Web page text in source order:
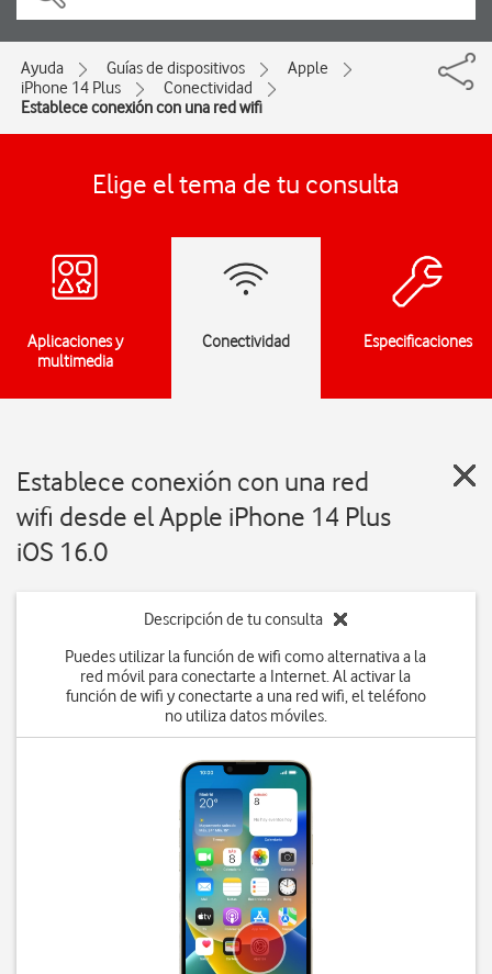
Ayuda Guías de dispositivos
Apple
iPhone 14 Plus
Conectividad
Establece conexión con una red wifi
Elige el tema de tu consulta
Aplicaciones y
multimedia
Conectividad Especificaciones
Establece conexión con una red
wifi desde el Apple iPhone 14 Plus
iOS 16.0
Descripción de tu consulta
Puedes utilizar la función de wifi como alternativa a la
red móvil para conectarte a Internet. Al activar la
función de wifi y conectarte a una red wifi, el teléfono
no utiliza datos móviles.